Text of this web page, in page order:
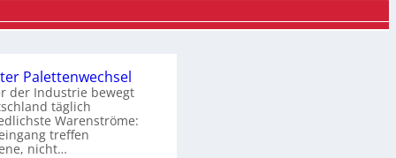
Palettenwechsel
der Industrie bewegt
täglich
Warenströme:
treffen
nicht…